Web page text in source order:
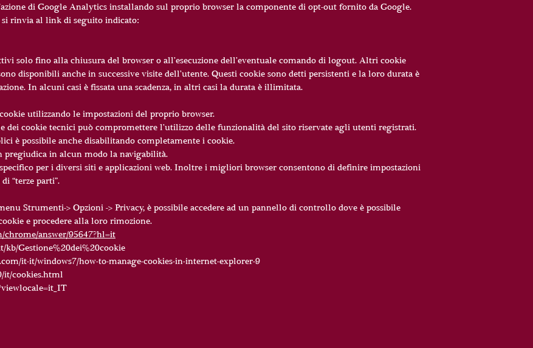
di Google Analytics installando sul proprio browser la componente di opt-out fornito da Google.
si rinvia al link di seguito indicato:
solo fino alla chiusura del browser o all’esecuzione dell’eventuale comando di logout. Altri cookie
disponibili anche in successive visite dell’utente. Questi cookie sono detti persistenti e la loro durata è
In alcuni casi è fissata una scadenza, in altri casi la durata è illimitata.
utilizzando le impostazioni del proprio browser.
dei cookie tecnici può compromettere l’utilizzo delle funzionalità del sito riservate agli utenti registrati.
è possibile anche disabilitando completamente i cookie.
pregiudica in alcun modo la navigabilità.
per i diversi siti e applicazioni web. Inoltre i migliori browser consentono di definire impostazioni
“terze parti”.
Strumenti-> Opzioni -> Privacy, è possibile accedere ad un pannello di controllo dove è possibile
e procedere alla loro rimozione.
answer/95647?hl=it
Gestione%20dei%20cookie
it-it/windows7/how-to-manage-cookies-in-internet-explorer-9
it/cookies.html